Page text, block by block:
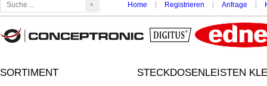
Home Registrieren Anfrage
SORTIMENT STECKDOSENLEISTEN